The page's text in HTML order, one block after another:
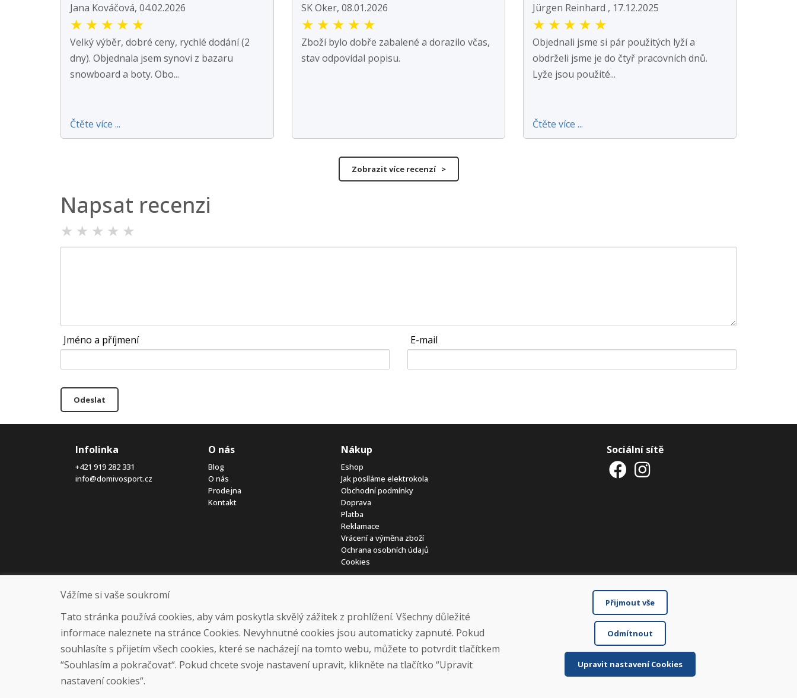
Jana Kováčová, 04.02.2026
★ ★ ★ ★ ★
Velký výběr, dobré ceny, rychlé dodání (2
dny). Objednala jsem synovi z bazaru
snowboard a boty. Obo...
Čtěte více ...
SK Oker, 08.01.2026
★ ★ ★ ★ ★
Zboží bylo dobře zabalené a dorazilo včas,
stav odpovídal popisu.
Jürgen Reinhard , 17.12.2025
★ ★ ★ ★ ★
Objednali jsme si pár použitých lyží a
obdrželi jsme je do čtyř pracovních dnů.
Lyže jsou použité...
Čtěte více ...
Zobrazit více recenzí >
Napsat recenzi
★ ★ ★ ★ ★
Jméno a příjmení E-mail
Odeslat
Infolinka
+421 919 282 331
info@domivosport.cz
O nás
Blog
O nás
Prodejna
Kontakt
Nákup
Eshop
Jak posíláme elektrokola
Obchodní podmínky
Doprava
Platba
Reklamace
Vrácení a výměna zboží
Ochrana osobních údajů
Cookies
Sociální sítě
© DOMIVOSPORT 2026, všechna práva vyhrazena
DUFEKSOFT tvorba eshopů
Vážíme si vaše soukromí
Tato stránka používá cookies, aby vám poskytla skvělý zážitek z prohlížení. Všechny důležité
informace naleznete na stránce Cookies. Nevyhnutné cookies jsou automaticky zapnuté. Pokud
souhlasíte s přijetím všech cookies, které se nacházejí na tomto webu, můžete to potvrdit tlačítkem
“Souhlasím a pokračovat“. Pokud chcete svoje nastavení upravit, klikněte na tlačítko “Upravit
nastavení cookies“.
Přijmout vše
Odmítnout
Upravit nastavení Cookies